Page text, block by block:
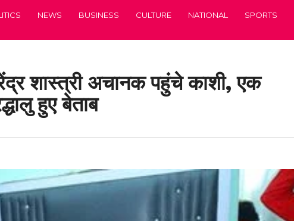
NEWS BUSINESS CULTURE NATIONAL SPORTS
शास्त्री अचानक पहुंचे काशी, एक
हुए बेताब